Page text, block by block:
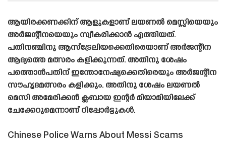
ആയിരക്കണക്കിന് ആളുകളാണ് ലയണൽ മെസ്സിയെയും
അർജന്റീനയെയും സ്വീകരിക്കാൻ എത്തിയത്.
പതിനഞ്ചിനു ആസ്ട്രേലിയക്കെതിരെയാണ് അർജന്റീന
ആദ്യത്തെ മത്സരം കളിക്കുന്നത്. അതിനു ശേഷം
പത്തൊൻപതിന് ഇന്തോനേഷ്യക്കെതിരെയും അർജന്റീന
സൗഹൃദമത്സരം കളിക്കും. അതിനു ശേഷം ലയണൽ
മെസി അമേരിക്കൻ ക്ലബായ ഇന്റർ മിയാമിയിലേക്ക്
ചേക്കേറുമെന്നാണ് റിപ്പോർട്ടുകൾ.
Chinese Police Warns About Messi Scams